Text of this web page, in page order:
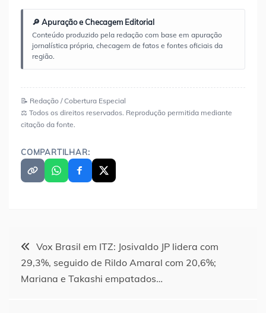
🔎 Apuração e Checagem Editorial
Conteúdo produzido pela redação com base em apuração
jornalística própria, checagem de fatos e fontes oficiais da
região.
📝 Redação / Cobertura Especial
⚖️ Todos os direitos reservados. Reprodução permitida mediante
citação da fonte.
COMPARTILHAR:
Navegação
de
Vox Brasil em ITZ: Josivaldo JP lidera com
29,3%, seguido de Rildo Amaral com 20,6%;
Mariana e Takashi empatados…